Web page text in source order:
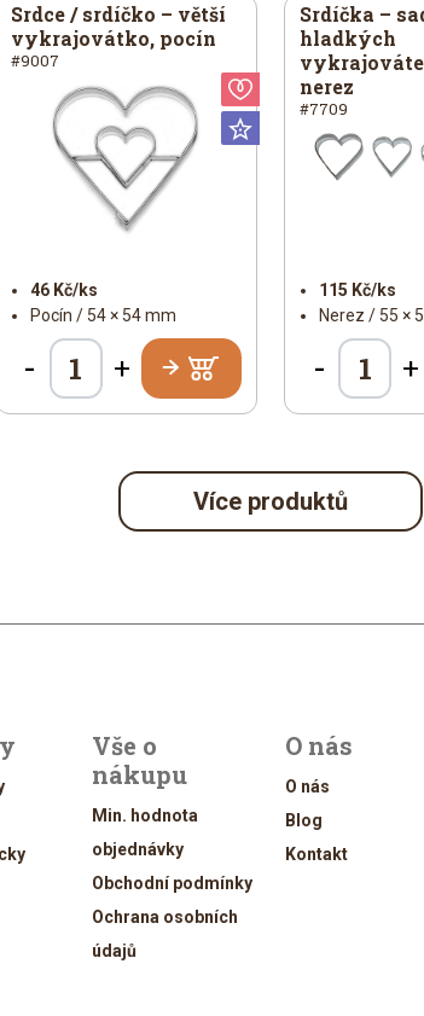
Valentýn
Universální
Srdce / srdíčko – větší
vykrajovátko, pocín
#9007
46 Kč/ks
Pocín / 54 × 54 mm
- +
Srdíčka –
hladkých
nerez
#7709
115 Kč/ks
Nerez / 55 ×
- +
Více produktů
Vše o
nákupu
Min. hodnota
objednávky
Obchodní podmínky
Ochrana osobních
údajů
O nás
O nás
Blog
Kontakt